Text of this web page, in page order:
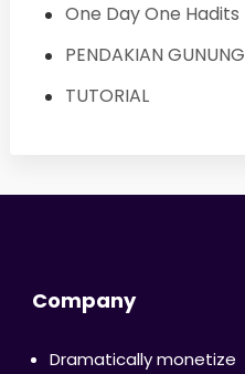
One Day One Hadits
PENDAKIAN GUNUNG
TUTORIAL
Company
Dramatically monetize